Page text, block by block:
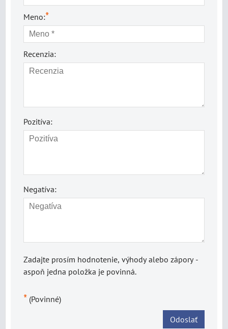
Meno:*
Recenzia:
Pozitíva:
Negatíva:
Zadajte prosím hodnotenie, výhody alebo zápory -
aspoň jedna položka je povinná.
* (Povinné)
Odoslať